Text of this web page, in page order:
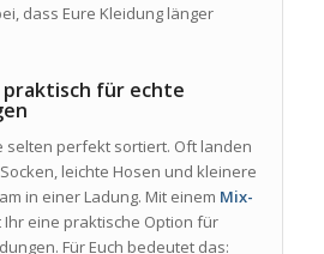
dass Eure Kleidung länger
praktisch für echte
selten perfekt sortiert. Oft landen
leichte Hosen und kleinere
in einer Ladung. Mit einem Mix-
eine praktische Option für
Für Euch bedeutet das: